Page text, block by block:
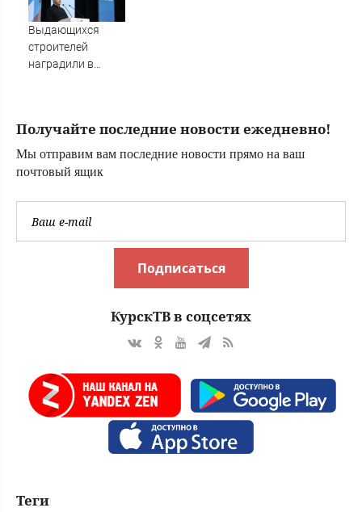
мусорных
контейнеров
Выдающихся
строителей
наградили в
Получайте последние новости ежедневно!
Мы отправим вам последние новости прямо на ваш
почтовый ящик
Подписаться
КурскТВ в соцсетях
Теги